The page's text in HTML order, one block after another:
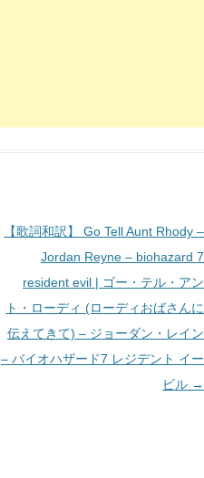
【歌詞和訳】 Go Tell Aunt Rhody –
Jordan Reyne – biohazard 7
resident evil | ゴー・テル・アン
ト・ローディ (ローディおばさんに
伝えてきて) – ジョーダン・レイン
– バイオハザード7 レジデント イー
ビル →